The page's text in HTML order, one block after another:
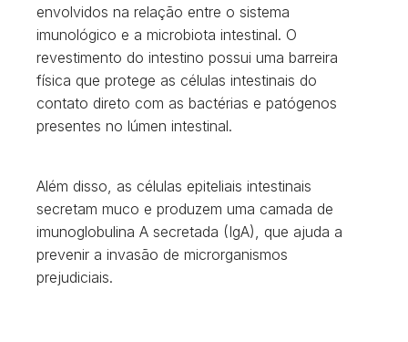
envolvidos na relação entre o sistema
imunológico e a microbiota intestinal. O
revestimento do intestino possui uma barreira
física que protege as células intestinais do
contato direto com as bactérias e patógenos
presentes no lúmen intestinal.
Além disso, as células epiteliais intestinais
secretam muco e produzem uma camada de
imunoglobulina A secretada (IgA), que ajuda a
prevenir a invasão de microrganismos
prejudiciais.